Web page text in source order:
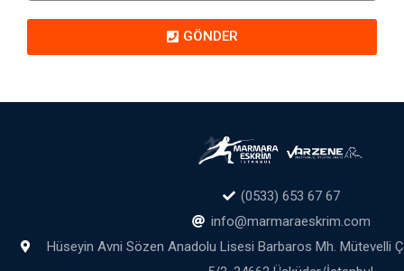
GÖNDER
(0533) 653 67 67
info@marmaraeskrim.com
Hüseyin Avni Sözen Anadolu Lisesi Barbaros Mh. Mütevelli